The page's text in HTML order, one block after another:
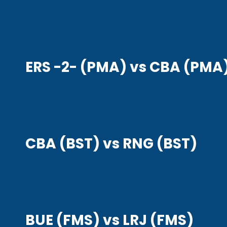
ERS -2- (PMA) vs CBA
CBA (BST) vs RNG (BST)
BUE (FMS) vs LRJ (FMS)